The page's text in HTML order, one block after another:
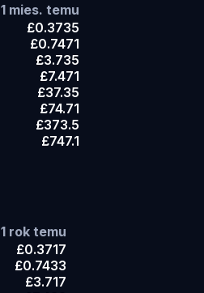
1 mies. temu
£0.3735
£0.7471
£3.735
£7.471
£37.35
£74.71
£373.5
£747.1
1 rok temu
£0.3717
£0.7433
£3.717